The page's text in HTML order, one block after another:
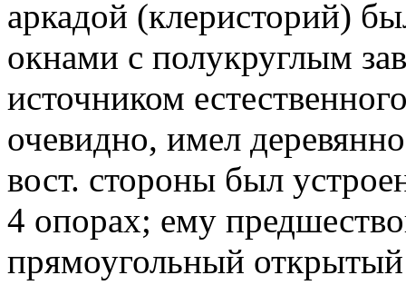
аркадой (клеристорий)
окнами с полукруглым
источником
очевидно, имел
вост. стороны был
4 опорах; ему
прямоугольный